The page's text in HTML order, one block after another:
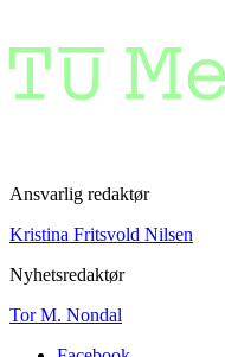
Ansvarlig redaktør
Kristina Fritsvold Nilsen
Nyhetsredaktør
Tor M. Nondal